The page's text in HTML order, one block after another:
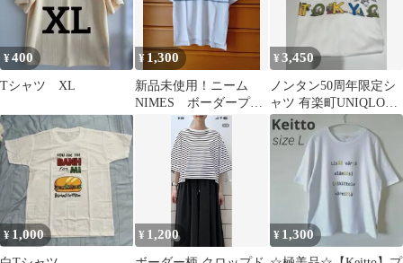
¥400
Tシャツ XL
¥ 1,300
新品未使用！ニーム
NIMES ボーダープリ
ント Tシャツ グレ
¥3,450
ノンタン50周年限定シ
ャツ 有楽町UNIQLO限
定
¥ 1,000 ¥ 1,200 ¥ 1,300